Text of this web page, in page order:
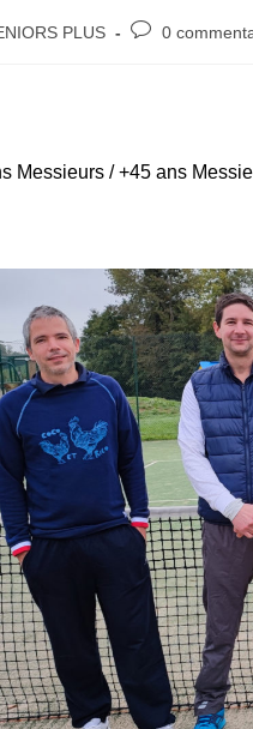
PLUS 0
Messieurs / +45 ans